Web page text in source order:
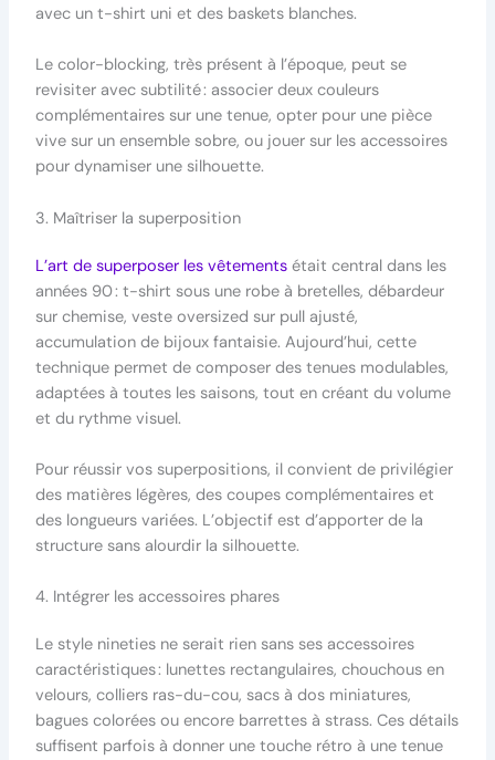
avec un t-shirt uni et des baskets blanches.
Le color-blocking, très présent à l’époque, peut se
revisiter avec subtilité : associer deux couleurs
complémentaires sur une tenue, opter pour une pièce
vive sur un ensemble sobre, ou jouer sur les accessoires
pour dynamiser une silhouette.
3. Maîtriser la superposition
L’art de superposer les vêtementsétait central dans les
années 90 : t-shirt sous une robe à bretelles, débardeur
sur chemise, veste oversized sur pull ajusté,
accumulation de bijoux fantaisie. Aujourd’hui, cette
technique permet de composer des tenues modulables,
adaptées à toutes les saisons, tout en créant du volume
et du rythme visuel.
Pour réussir vos superpositions, il convient de privilégier
des matières légères, des coupes complémentaires et
des longueurs variées. L’objectif est d’apporter de la
structure sans alourdir la silhouette.
4. Intégrer les accessoires phares
Le style nineties ne serait rien sans ses accessoires
caractéristiques : lunettes rectangulaires, chouchous en
velours, colliers ras-du-cou, sacs à dos miniatures,
bagues colorées ou encore barrettes à strass. Ces détails
suffisent parfois à donner une touche rétro à une tenue